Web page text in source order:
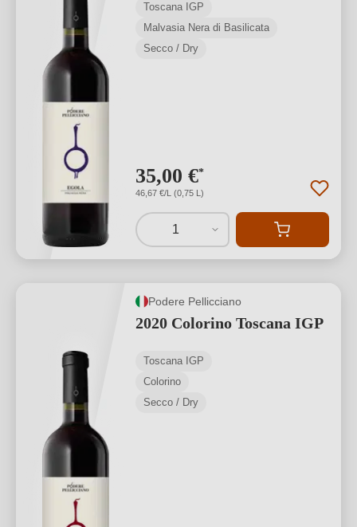
Toscana IGP
Malvasia Nera di Basilicata
Secco / Dry
35,00 €*
46,67 €/L (0,75 L)
1
Podere Pellicciano
2020 Colorino Toscana IGP
Toscana IGP
Colorino
Secco / Dry